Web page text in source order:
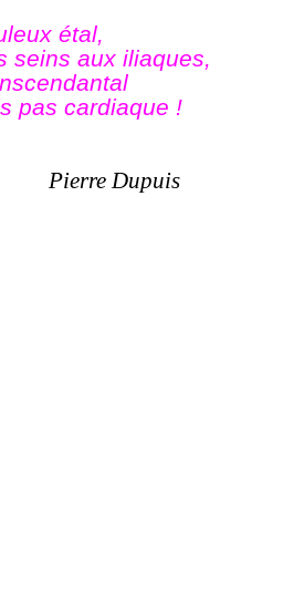
étal,
seins aux iliaques,
pas cardiaque !
Pierre Dupuis